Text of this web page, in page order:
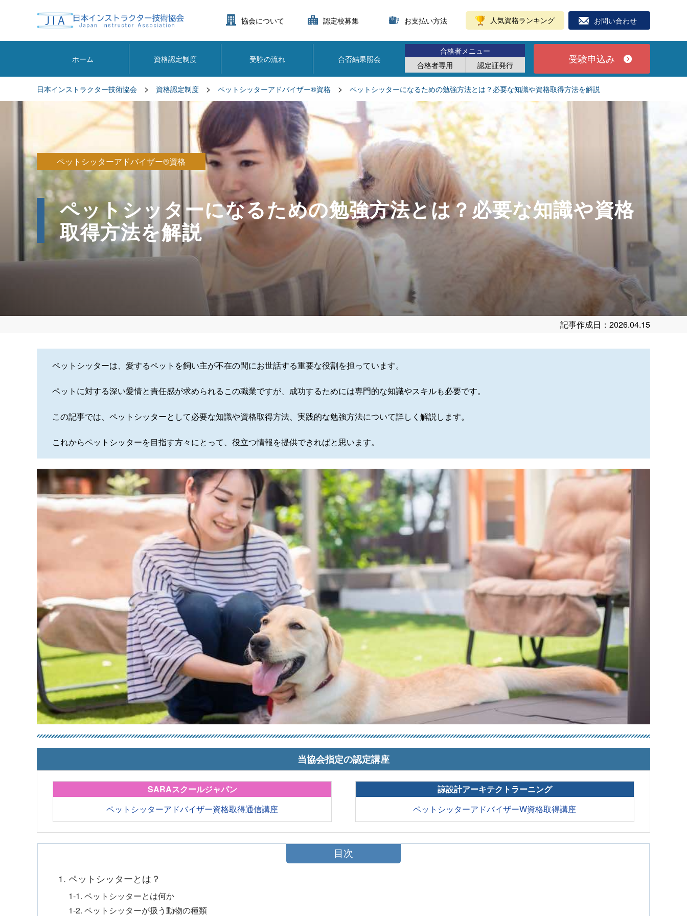
協会について 認定校募集 お支払い方法 人気資格ランキング お問い合わせ
ホーム 資格認定制度 受験の流れ 合否結果照会
合格者メニュー
合格者専用
認定証発行 受験申込み
日本インストラクター技術協会 > 資格認定制度 > ペットシッターアドバイザー®資格 > ペットシッターになるための勉強方法とは？必要な知識や資格取得方法を解説
ペットシッターアドバイザー®資格
ペットシッターになるための勉強方法とは？必要な知識や資格
取得方法を解説
記事作成日：2026.04.15
ペットシッターは、愛するペットを飼い主が不在の間にお世話する重要な役割を担っています。
ペットに対する深い愛情と責任感が求められるこの職業ですが、成功するためには専門的な知識やスキルも必要です。
この記事では、ペットシッターとして必要な知識や資格取得方法、実践的な勉強方法について詳しく解説します。
これからペットシッターを目指す方々にとって、役立つ情報を提供できればと思います。
当協会指定の認定講座
SARAスクールジャパン
ペットシッターアドバイザー資格取得通信講座
諒設計アーキテクトラーニング
ペットシッターアドバイザーW資格取得講座
目次
1. ペットシッターとは？
1-1. ペットシッターとは何か
1-2. ペットシッターが扱う動物の種類